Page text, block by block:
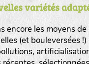
variétés
encore les moyens
(et bouleversées
SAATGUT (BGH)